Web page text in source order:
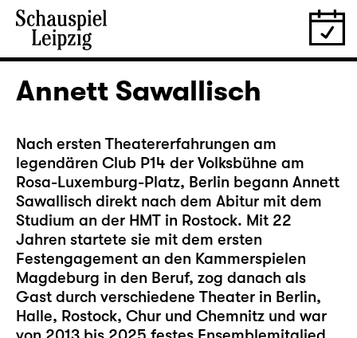
Annett Sawallisch
Nach ersten Theatererfahrungen am
legendären Club P14 der Volksbühne am
Rosa-Luxemburg-Platz, Berlin begann Annett
Sawallisch direkt nach dem Abitur mit dem
Studium an der HMT in Rostock. Mit 22
Jahren startete sie mit dem ersten
Festengagement an den Kammerspielen
Magdeburg in den Beruf, zog danach als
Gast durch verschiedene Theater in Berlin,
Halle, Rostock, Chur und Chemnitz und war